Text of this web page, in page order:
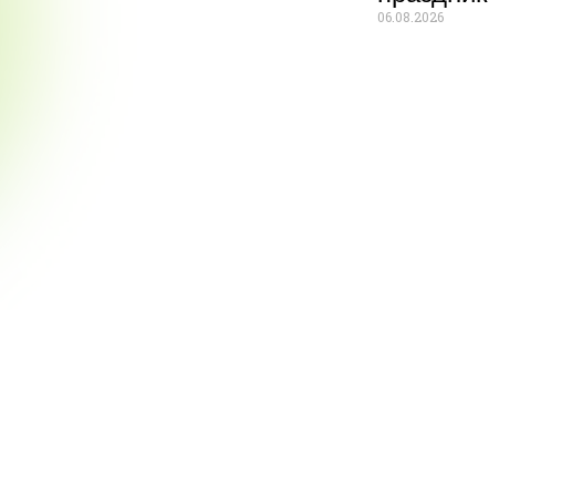
06.08.2026